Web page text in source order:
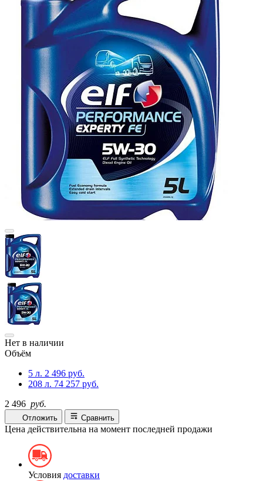
Нет в наличии
Объём
5 л. 2 496 руб.
208 л. 74 257 руб.
2 496 руб.
Отложить Сравнить
Цена действительна на момент последней продажи
Условия доставки